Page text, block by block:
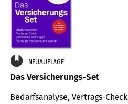
NEUAUFLAGE
Das Versicherungs-Set
Bedarfsanalyse, Vertrags-